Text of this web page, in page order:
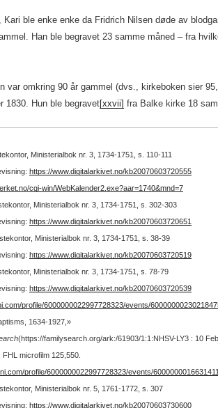
Kari ble enke enke da Fridrich Nilsen døde av
Han ble begravet 23 samme måned – fra
var omkring 90 år gammel (dvs., kirkeboken sier
1830. Hun ble begravet[xxvii] fra Balke kirke 18
Ministerialbok nr. 3, 1734-1751, s. 110-111
https://www.digitalarkivet.no/kb20070603720555
cgi-win/WebKalender2.exe?aar=1740&mnd=7
Ministerialbok nr. 3, 1734-1751, s. 302-303
https://www.digitalarkivet.no/kb20070603720651
Ministerialbok nr. 3, 1734-1751, s. 38-39
https://www.digitalarkivet.no/kb20070603720519
Ministerialbok nr. 3, 1734-1751, s. 78-79
https://www.digitalarkivet.no/kb20070603720539
profile/6000000022997728323/events/
1634-1927,»
(https://familysearch.org/ark:/61903/1:1:NHSV-LY3 : 10
microfilm 125,550.
profile/6000000022997728323/events/
Ministerialbok nr. 5, 1761-1772, s. 307
https://www.digitalarkivet.no/kb20070603730600